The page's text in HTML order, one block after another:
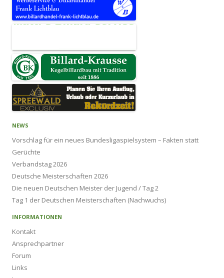
NEWS
Vorschlag für ein neues Bundesligaspielsystem – Fakten statt
Gerüchte
Verbandstag 2026
Deutsche Meisterschaften 2026
Die neuen Deutschen Meister der Jugend / Tag 2
Tag 1 der Deutschen Meisterschaften (Nachwuchs)
INFORMATIONEN
Kontakt
Ansprechpartner
Forum
Links